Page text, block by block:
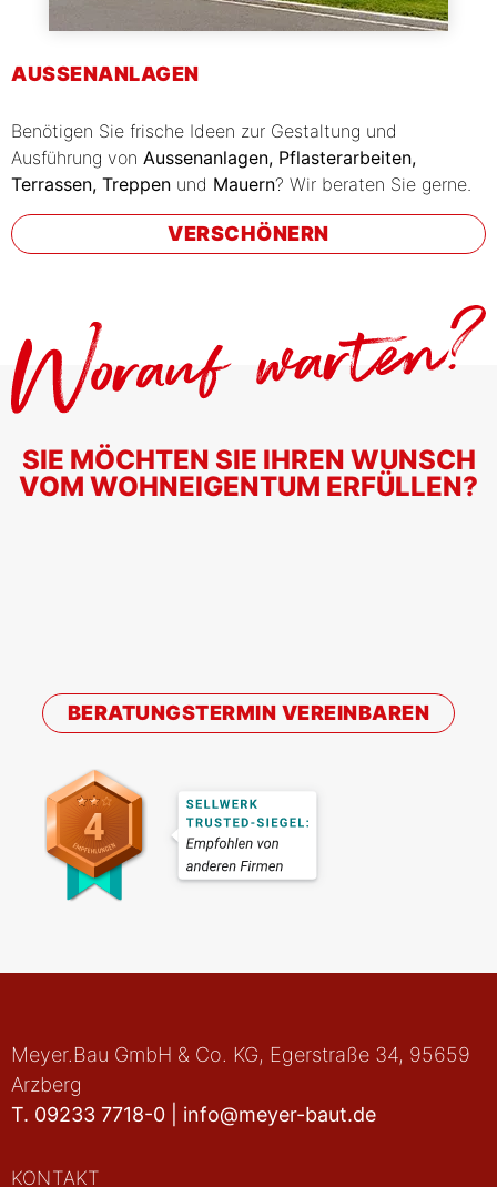
AUSSENANLAGEN
Benötigen Sie frische Ideen zur Gestaltung und
Ausführung von Aussenanlagen, Pflasterarbeiten,
Terrassen, Treppen und Mauern? Wir beraten Sie gerne.
VERSCHÖNERN
SIE MÖCHTEN SIE IHREN WUNSCH
VOM WOHNEIGENTUM ERFÜLLEN?
BERATUNGSTERMIN VEREINBAREN
Meyer.Bau GmbH & Co. KG, Egerstraße 34, 95659
Arzberg
T. 09233 7718-0 info@meyer-baut.de
KONTAKT